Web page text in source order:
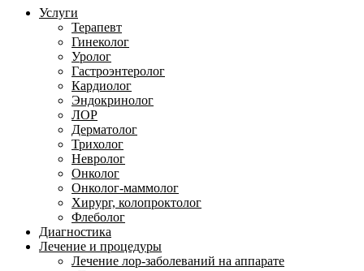
Услуги
Терапевт
Гинеколог
Уролог
Гастроэнтеролог
Кардиолог
Эндокринолог
ЛОР
Дерматолог
Трихолог
Невролог
Онколог
Онколог-маммолог
Хирург, колопроктолог
Флеболог
Диагностика
Лечение и процедуры
Лечение лор-заболеваний на аппарате